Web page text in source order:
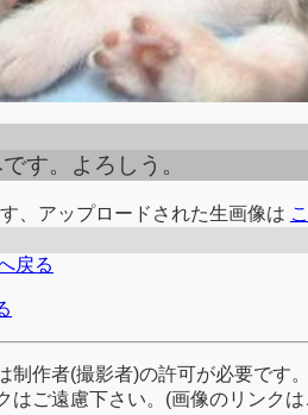
す。よろしう。
、アップロードされた生画像は
戻る
制作者(撮影者)の許可が必要です
はご遠慮下さい。(画像のリンク